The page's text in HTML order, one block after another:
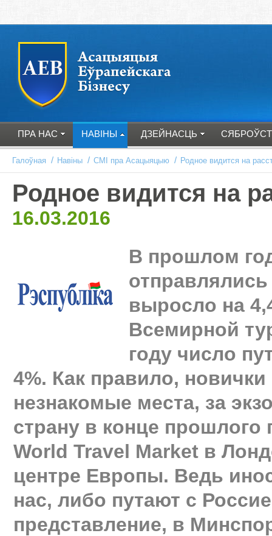
ПРА НАС НАВІНЫ ДЗЕЙНАСЦЬ
Галоўная / Навіны / СМІ пра Асацыяцыю / Родное видится на
Родное видится на
16.03.2016
В прошлом
выросло на
Всемирной
году число
4%. Как правило,
незнакомые места, за
страну в конце
World Travel Market в
центре Европы. Ведь
нас, либо путают с
представление, в